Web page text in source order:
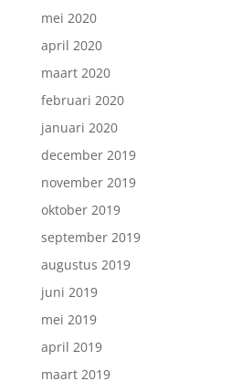
mei 2020
april 2020
maart 2020
februari 2020
januari 2020
december 2019
november 2019
oktober 2019
september 2019
augustus 2019
juni 2019
mei 2019
april 2019
maart 2019